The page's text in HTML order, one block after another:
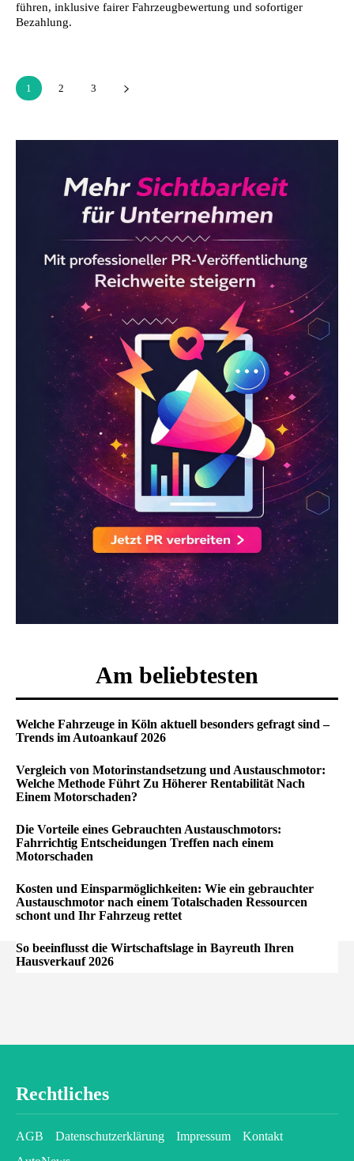
führen, inklusive fairer Fahrzeugbewertung und sofortiger
Bezahlung.
1 2 3
Am beliebtesten
Welche Fahrzeuge in Köln aktuell besonders gefragt sind –
Trends im Autoankauf 2026
Vergleich von Motorinstandsetzung und Austauschmotor:
Welche Methode Führt Zu Höherer Rentabilität Nach
Einem Motorschaden?
Die Vorteile eines Gebrauchten Austauschmotors:
Fahrrichtig Entscheidungen Treffen nach einem
Motorschaden
Kosten und Einsparmöglichkeiten: Wie ein gebrauchter
Austauschmotor nach einem Totalschaden Ressourcen
schont und Ihr Fahrzeug rettet
So beeinflusst die Wirtschaftslage in Bayreuth Ihren
Hausverkauf 2026
Rechtliches
AGB Datenschutzerklärung Impressum
Kontakt